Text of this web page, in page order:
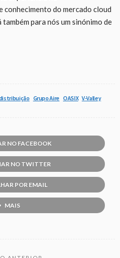
conhecimento do mercado cloud
para nós um sinónimo de
Grupo Aire OASIX V-Valley
NO FACEBOOK
NO TWITTER
POR EMAIL
MAIS